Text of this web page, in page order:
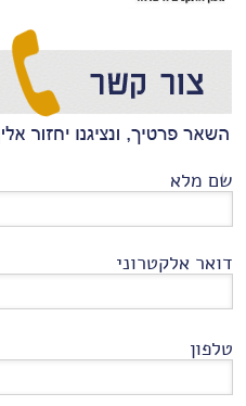
שם מלא
דואר אלקטרוני
טלפון